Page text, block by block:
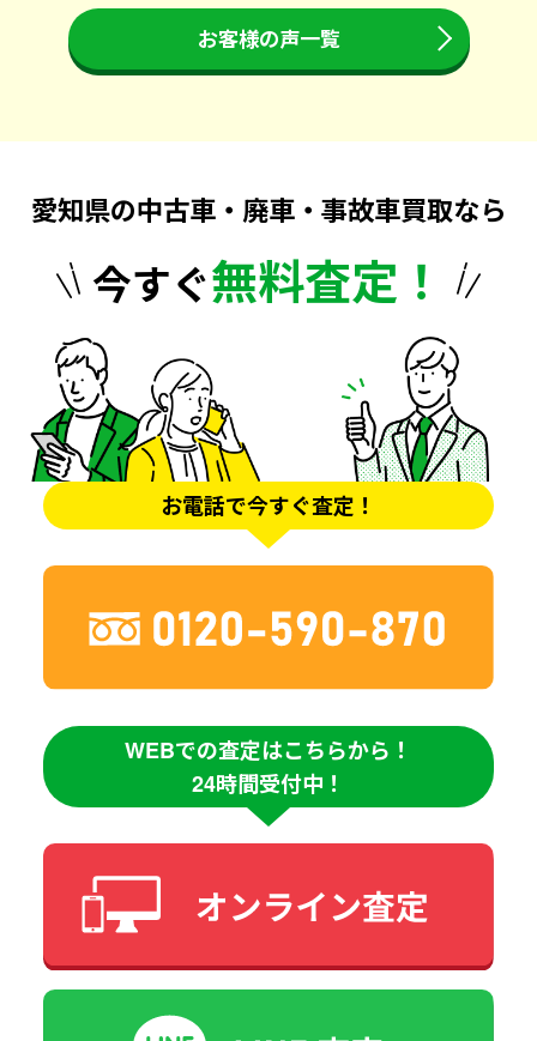
お客様の声一覧
愛知県の中古車・廃車・事故車買取なら
今すぐ無料査定！
お電話で今すぐ査定！
WEBでの査定はこちらから！
24時間受付中！